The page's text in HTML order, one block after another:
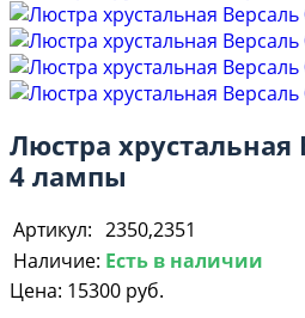
Люстра хрустальная
4 лампы
Артикул: 2350,2351
Наличие: Есть в наличии
Цена: 15300 руб.